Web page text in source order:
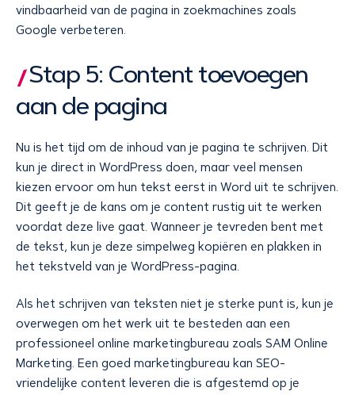
vindbaarheid van de pagina in zoekmachines zoals
Google verbeteren.
Stap 5: Content toevoegen
aan de pagina
Nu is het tijd om de inhoud van je pagina te schrijven. Dit
kun je direct in WordPress doen, maar veel mensen
kiezen ervoor om hun tekst eerst in Word uit te schrijven.
Dit geeft je de kans om je content rustig uit te werken
voordat deze live gaat. Wanneer je tevreden bent met
de tekst, kun je deze simpelweg kopiëren en plakken in
het tekstveld van je WordPress-pagina.
Als het schrijven van teksten niet je sterke punt is, kun je
overwegen om het werk uit te besteden aan een
professioneel online marketingbureau zoals SAM Online
Marketing. Een goed marketingbureau kan SEO-
vriendelijke content leveren die is afgestemd op je